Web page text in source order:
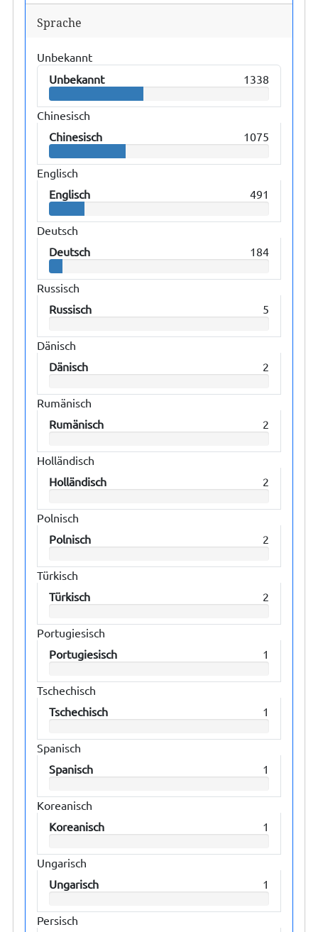
Sprache
Unbekannt
Unbekannt
1338
Chinesisch
Chinesisch
1075
Englisch
Englisch
491
Deutsch
Deutsch
184
Russisch
Russisch
5
Dänisch
Dänisch
2
Rumänisch
Rumänisch
2
Holländisch
Holländisch
2
Polnisch
Polnisch
2
Türkisch
Türkisch
2
Portugiesisch
Portugiesisch
1
Tschechisch
Tschechisch
1
Spanisch
Spanisch
1
Koreanisch
Koreanisch
1
Ungarisch
Ungarisch
1
Persisch